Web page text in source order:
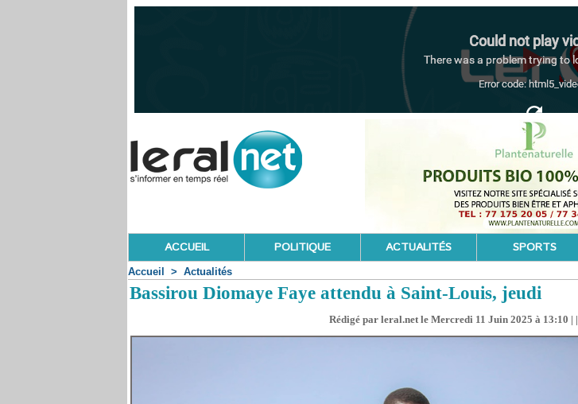
ACCUEIL POLITIQUE ACTUALITÉS SPORTS
Accueil > Actualités
Bassirou Diomaye Faye attendu à Saint-Louis, jeudi
Rédigé par leral.net le Mercredi 11 Juin 2025 à 13:10 | |